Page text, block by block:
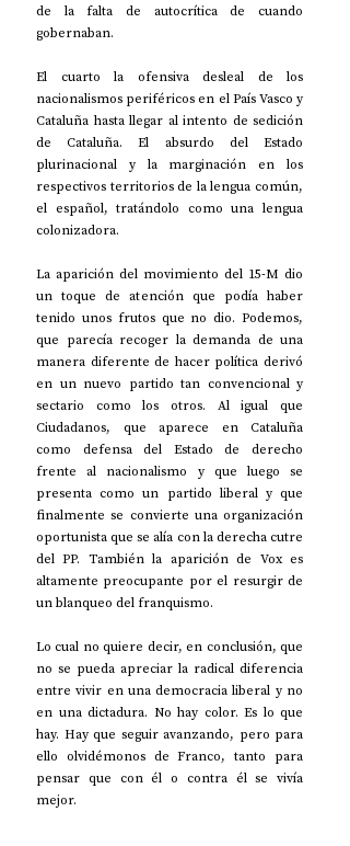
de la falta de autocrítica de cuando
gobernaban.
El cuarto la ofensiva desleal de los
nacionalismos periféricos en el País Vasco y
Cataluña hasta llegar al intento de sedición
de Cataluña. El absurdo del Estado
plurinacional y la marginación en los
respectivos territorios de la lengua común,
el español, tratándolo como una lengua
colonizadora.
La aparición del movimiento del 15-M dio
un toque de atención que podía haber
tenido unos frutos que no dio. Podemos,
que parecía recoger la demanda de una
manera diferente de hacer política derivó
en un nuevo partido tan convencional y
sectario como los otros. Al igual que
Ciudadanos, que aparece en Cataluña
como defensa del Estado de derecho
frente al nacionalismo y que luego se
presenta como un partido liberal y que
finalmente se convierte una organización
oportunista que se alía con la derecha cutre
del PP. También la aparición de Vox es
altamente preocupante por el resurgir de
un blanqueo del franquismo.
Lo cual no quiere decir, en conclusión, que
no se pueda apreciar la radical diferencia
entre vivir en una democracia liberal y no
en una dictadura. No hay color. Es lo que
hay. Hay que seguir avanzando, pero para
ello olvidémonos de Franco, tanto para
pensar que con él o contra él se vivía
mejor.